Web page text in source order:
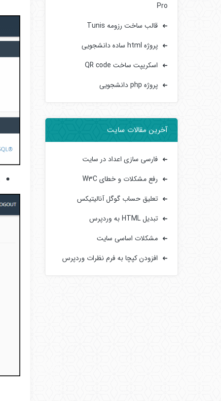
Pro
قالب ساخت رزومه Tunis
پروژه html ساده دانشجویی
اسکریپت ساخت QR code
پروژه php دانشجویی
آخرین مقالات سایت
فارسی سازی اعداد در سایت
رفع مشکلات و خطای W3C
تعلیق حساب گوگل آنالیتیکس
تبدیل HTML به وردپرس
مشکلات اساسی سایت‌
افزودن کپچا به فرم‌ نظرات وردپرس